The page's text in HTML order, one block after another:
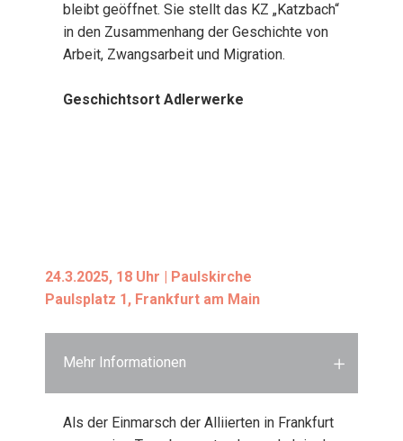
bleibt geöff­net. Sie stellt das KZ „Katz­bach“
in den Zusam­men­hang der Geschich­te von
Arbeit, Zwangs­ar­beit und Migra­ti­on.
Geschichts­ort Adler­wer­ke
24.3.2025, 18 Uhr | Pauls­kir­che
Pauls­platz 1, Frank­furt am Main
Mehr Informationen
Als der Ein­marsch der Alli­ier­ten in Frank­furt